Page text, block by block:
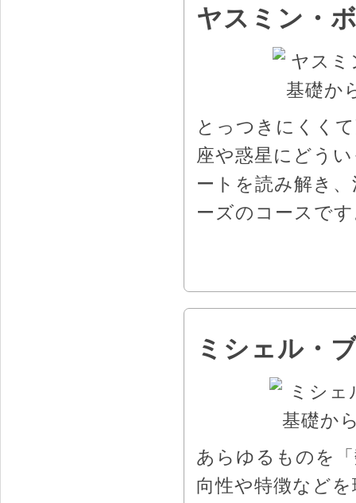
ヤスミン・
とっつきにくく
座や惑星にどう
ートを読み解き
ーズのコースで
ミシェル・
あらゆるものを
向性や特徴など